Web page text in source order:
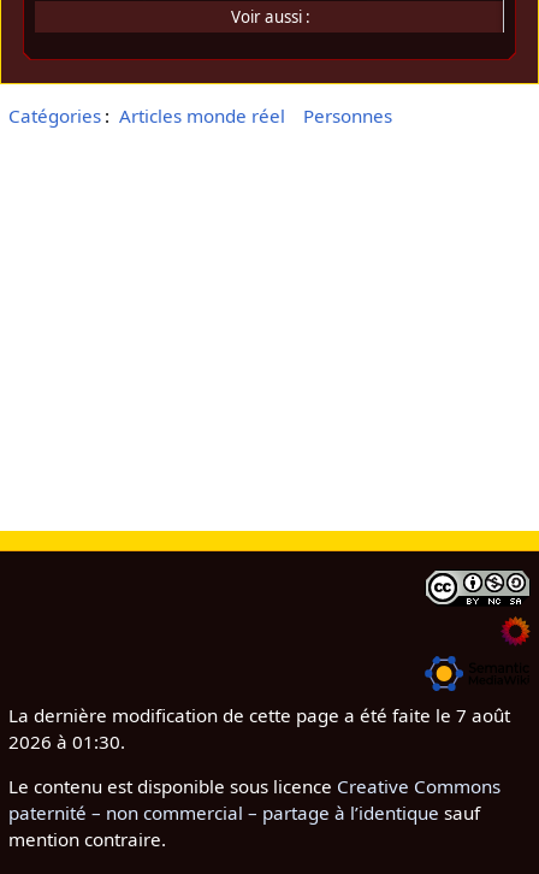
Voir aussi :
Catégories: Articles monde réel Personnes
La dernière modification de cette page a été faite le 7 août
2026 à 01:30.
Le contenu est disponible sous licence Creative Commons
paternité – non commercial – partage à l’identique sauf
mention contraire.